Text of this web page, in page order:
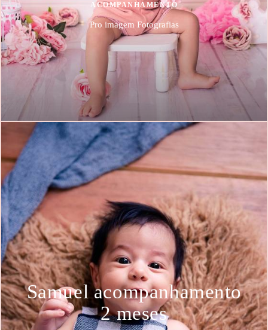
ACOMPANHAMENTO
Pro imagem Fotografias
Samuel acompanhamento
2 meses